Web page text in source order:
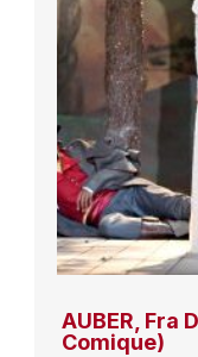
AUBER, Fra
Comique)